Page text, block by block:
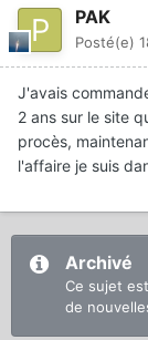
PAK
Posté(e)
J'avais
2 ans sur le site
procès,
l'affaire je suis
Archivé
Ce sujet
de